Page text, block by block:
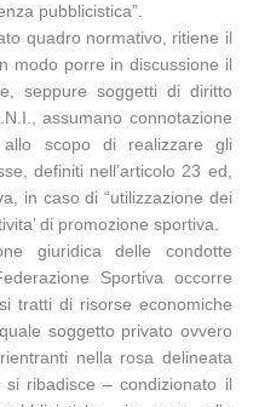
pubblicistica”.
quadro normativo, ritiene il
modo porre in discussione il
seppure soggetti di diritto
assumano connotazione
allo scopo di realizzare gli
definiti nell’articolo 23 ed,
in caso di “utilizzazione dei
di promozione sportiva.
giuridica delle condotte
Sportiva occorre
tratti di risorse economiche
soggetto privato ovvero
nella rosa delineata
ribadisce – condizionato il